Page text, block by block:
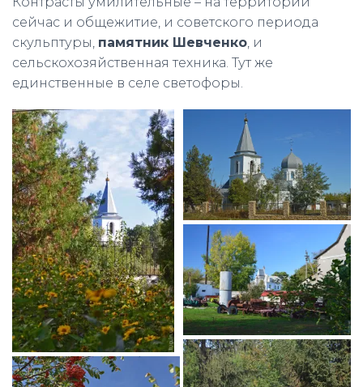
сейчас и общежитие, и советского периода
скульптуры, памятник Шевченко, и
сельскохозяйственная техника. Тут же
единственные в селе светофоры.